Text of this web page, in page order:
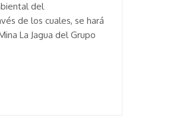
del
de los cuales, se hará
La Jagua del Grupo